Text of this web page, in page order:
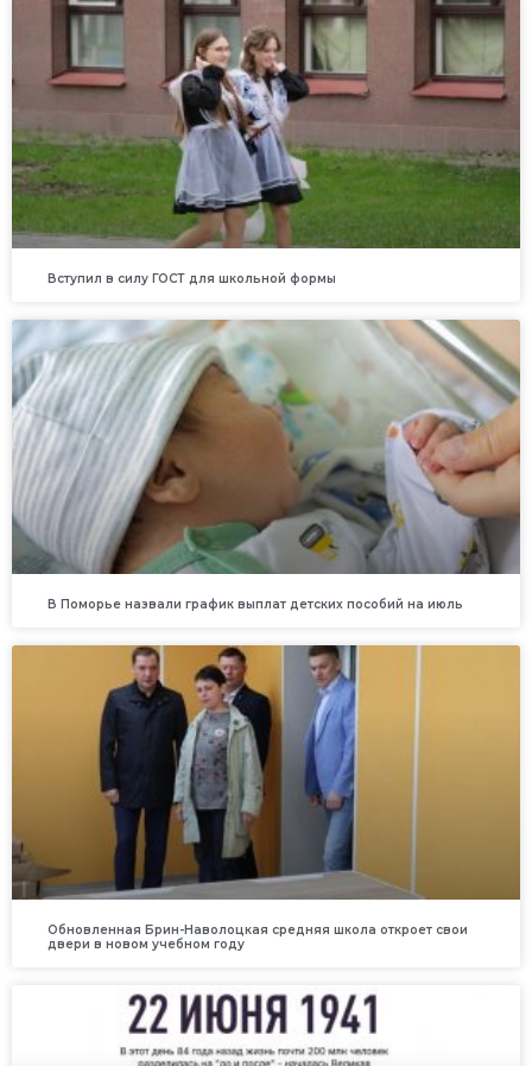
Вступил в силу ГОСТ для школьной формы
В Поморье назвали график выплат детских пособий на июль
Обновленная Брин-Наволоцкая средняя школа откроет свои
двери в новом учебном году